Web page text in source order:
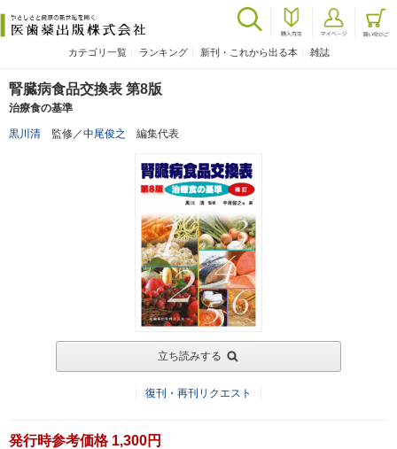
カテゴリ一覧 ランキング 新刊・これから出る本 雑誌
腎臓病食品交換表 第8版
治療食の基準
黒川清 監修／中尾俊之 編集代表
立ち読みする
復刊・再刊リクエスト
発行時参考価格 1,300円